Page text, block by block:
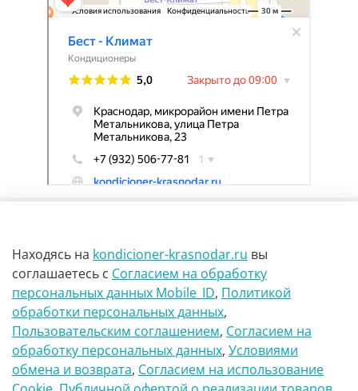
г Краснодар Ул Петра метальникова 23
8(900)29-888-66
Находясь на kondicioner-krasnodar.ru вы
соглашаетесь с Согласием на обработку
персональных данных Mobile_ID, Политикой
обработки персональных данных,
Пользовательским соглашением, Согласием на
обработку персональных данных, Условиями
обмена и возврата, Согласием на использование